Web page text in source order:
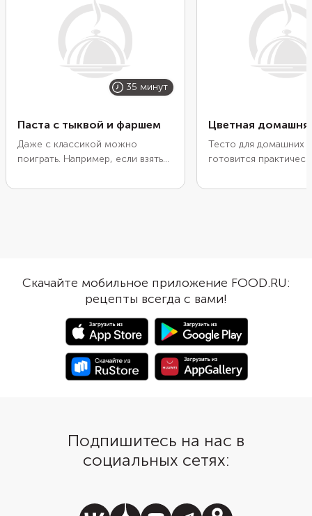
35 минут
Паста с тыквой и фаршем
Даже с классикой можно
поиграть. Например, если взять
тыквой, получится новое
подсолнечного. А традиционные
спагетти замените изделиями
Цветная
Тесто для домашних
готовится
процесс несложный.
вкусе это
отразится, зато
полезнее. Овощи не
заранее отваривать
бланшировать, только
в пюре и смешать с
Скачайте мобильное приложение FOOD.RU:
рецепты всегда с вами!
Подпишитесь на нас в
социальных сетях: